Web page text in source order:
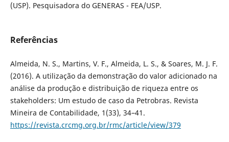
(USP). Pesquisadora do GENERAS - FEA/USP.
Referências
Almeida, N. S., Martins, V. F., Almeida, L. S., & Soares, M. J. F.
(2016). A utilização da demonstração do valor adicionado na
análise da produção e distribuição de riqueza entre os
stakeholders: Um estudo de caso da Petrobras. Revista
Mineira de Contabilidade, 1(33), 34–41.
https://revista.crcmg.org.br/rmc/article/view/379